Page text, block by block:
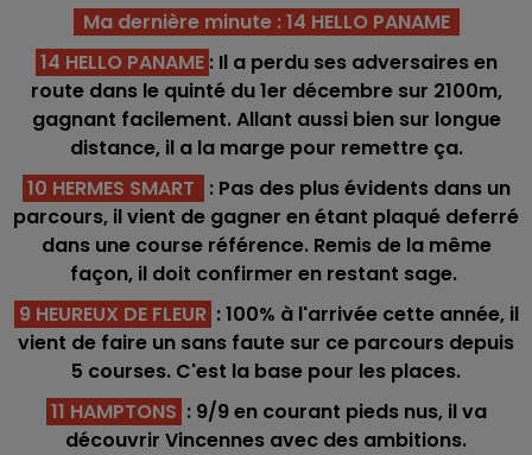
Ma dernière minute : 14 HELLO PANAME
14 HELLO PANAME : Il a perdu ses adversaires en
route dans le quinté du 1er décembre sur 2100m,
gagnant facilement. Allant aussi bien sur longue
distance, il a la marge pour remettre ça.
10 HERMES SMART
: Pas des plus évidents dans un
parcours, il vient de gagner en étant plaqué deferré
dans une course référence. Remis de la même
façon, il doit confirmer en restant sage.
9 HEUREUX DE FLEUR : 100% à l'arrivée cette année, il
vient de faire un sans faute sur ce parcours depuis
5 courses. C'est la base pour les places.
11 HAMPTONS : 9/9 en courant pieds nus, il va
découvrir Vincennes avec des ambitions.